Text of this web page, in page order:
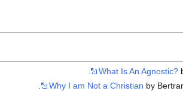
What Is An Agnostic?
Why I am Not a Christian by